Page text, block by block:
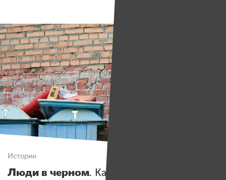
Истории
Люди в черном. Как журналист неделю